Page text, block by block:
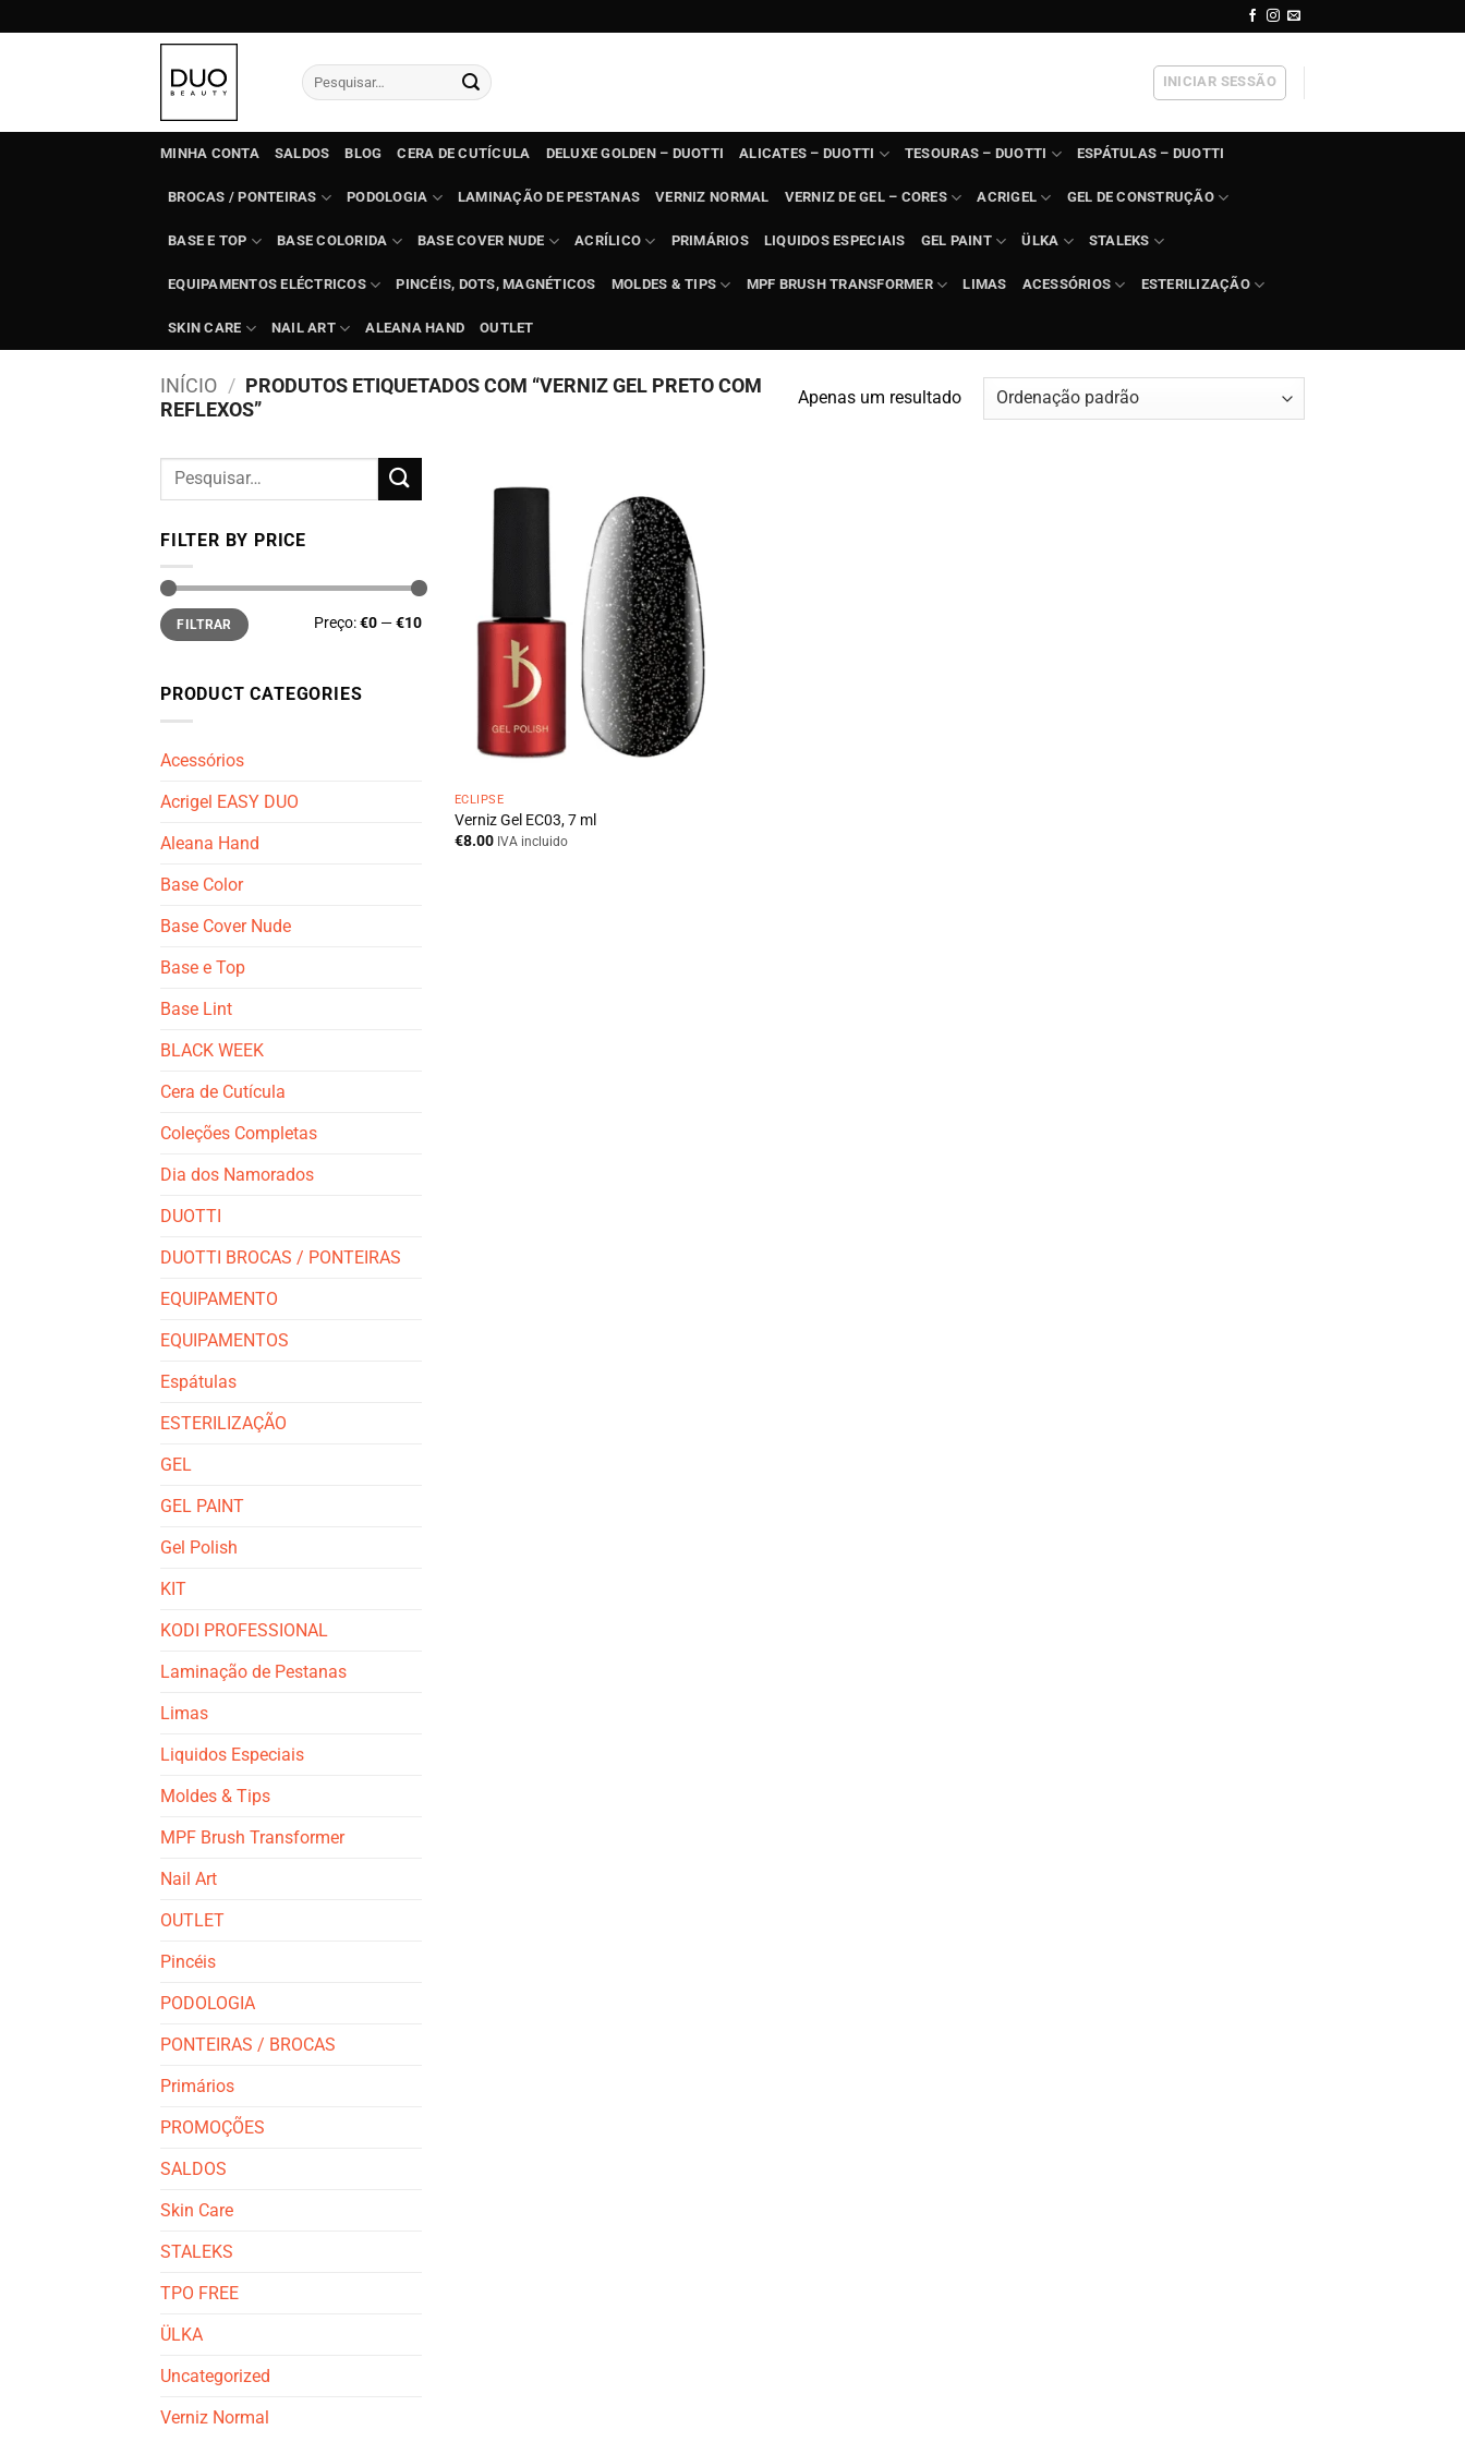
to
Pesquisar
por:
INICIAR SESSÃO
MINHA CONTA SALDOS BLOG CERA DE CUTÍCULA DELUXE GOLDEN – DUOTTI ALICATES – DUOTTI TESOURAS – DUOTTI ESPÁTULAS – DUOTTI
BROCAS / PONTEIRAS PODOLOGIA LAMINAÇÃO DE PESTANAS VERNIZ NORMAL VERNIZ DE GEL – CORES ACRIGEL GEL DE CONSTRUÇÃO
BASE E TOP BASE COLORIDA BASE COVER NUDE ACRÍLICO PRIMÁRIOS LIQUIDOS ESPECIAIS GEL PAINT ÜLKA STALEKS
EQUIPAMENTOS ELÉCTRICOS PINCÉIS, DOTS, MAGNÉTICOS MOLDES & TIPS MPF BRUSH TRANSFORMER LIMAS ACESSÓRIOS ESTERILIZAÇÃO
SKIN CARE NAIL ART ALEANA HAND OUTLET
INÍCIO / PRODUTOS ETIQUETADOS COM “VERNIZ GEL PRETO COM
REFLEXOS”
Apenas um resultado
Pesquisar
FILTER BY PRICE
Preço
mínimo
Preço
máximo
FILTRAR Preço:€0 —€10
PRODUCT CATEGORIES
Acessórios
Acrigel EASY DUO
Aleana Hand
Base Color
Base Cover Nude
Base e Top
Base Lint
BLACK WEEK
Cera de Cutícula
Coleções Completas
Dia dos Namorados
DUOTTI
DUOTTI BROCAS / PONTEIRAS
EQUIPAMENTO
EQUIPAMENTOS
Espátulas
ESTERILIZAÇÃO
GEL
GEL PAINT
Gel Polish
KIT
KODI PROFESSIONAL
Laminação de Pestanas
Limas
Liquidos Especiais
Moldes & Tips
MPF Brush Transformer
Nail Art
OUTLET
Pincéis
PODOLOGIA
PONTEIRAS / BROCAS
Primários
PROMOÇÕES
SALDOS
Skin Care
STALEKS
TPO FREE
ÜLKA
Uncategorized
Verniz Normal
ECLIPSE
Verniz Gel EC03, 7 ml
€8.00 IVA incluido